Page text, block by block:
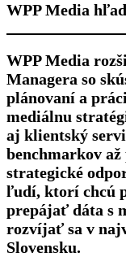
WPP Media
WPP Media
Managera so
plánovaní a
mediálnu
aj klientský
benchmarkov až
strategické
ľudí, ktorí chcú
prepájať dáta s
rozvíjať sa v
Slovensku.